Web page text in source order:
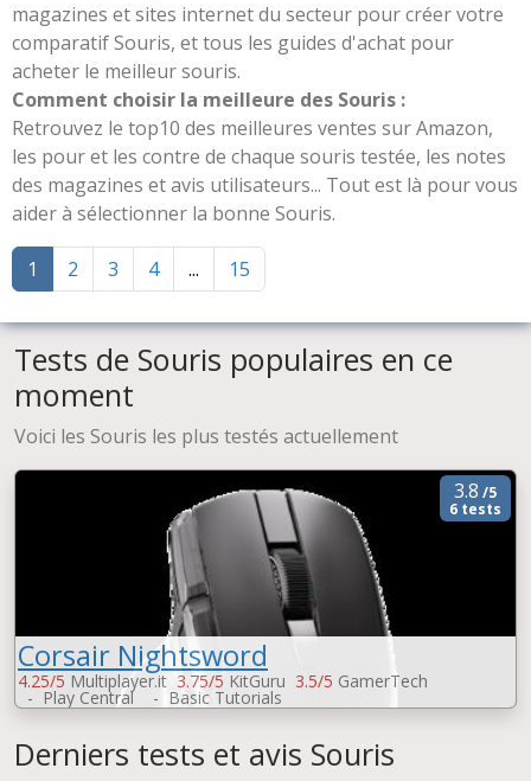
magazines et sites internet du secteur pour créer votre
comparatif Souris, et tous les guides d'achat pour
acheter le meilleur souris.
Comment choisir la meilleure des Souris :
Retrouvez le top10 des meilleures ventes sur Amazon,
les pour et les contre de chaque souris testée, les notes
des magazines et avis utilisateurs... Tout est là pour vous
aider à sélectionner la bonne Souris.
1 2 3 4 ... 15
Tests de Souris populaires en ce
moment
Voici les Souris les plus testés actuellement
3.8 /5
6 tests
Corsair Nightsword
4.25/5 Multiplayer.it 3.75/5 KitGuru 3.5/5 GamerTech
- Play Central - Basic Tutorials
Derniers tests et avis Souris